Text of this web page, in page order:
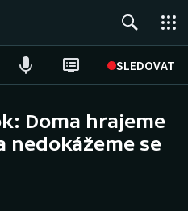
SLEDOVAT
Doma hrajeme
nedokážeme se